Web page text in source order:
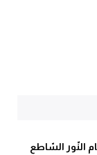
النّور السّاطع